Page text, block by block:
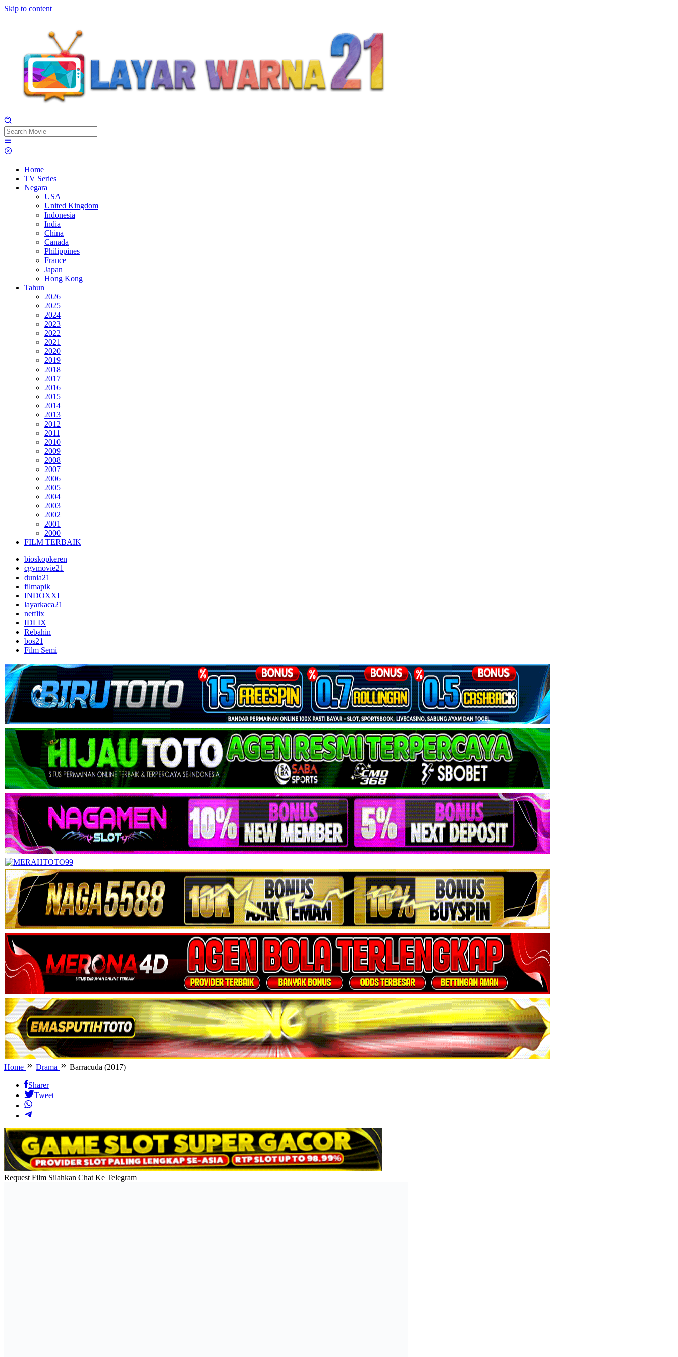
Skip to content
Home
TV Series
Negara
USA
United Kingdom
Indonesia
India
China
Canada
Philippines
France
Japan
Hong Kong
Tahun
2026
2025
2024
2023
2022
2021
2020
2019
2018
2017
2016
2015
2014
2013
2012
2011
2010
2009
2008
2007
2006
2005
2004
2003
2002
2001
2000
FILM TERBAIK
bioskopkeren
cgvmovie21
dunia21
filmapik
INDOXXI
layarkaca21
netflix
IDLIX
Rebahin
bos21
Film Semi
Home Drama Barracuda (2017)
Sharer
Tweet
Request Film Silahkan Chat Ke Telegram